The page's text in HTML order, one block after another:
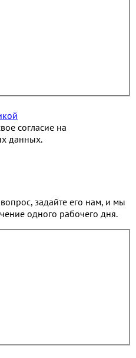
согласие на
данных.
задайте его нам, и мы
одного рабочего дня.